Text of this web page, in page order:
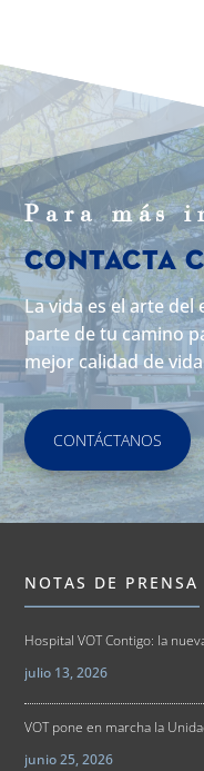
Para más
Contacta
La vida es el arte
parte de tu camino
mejor calidad de
CONTÁCTANOS
NOTAS DE PRENSA
Hospital VOT Contigo: la
julio 13, 2026
VOT pone en marcha la
junio 25, 2026